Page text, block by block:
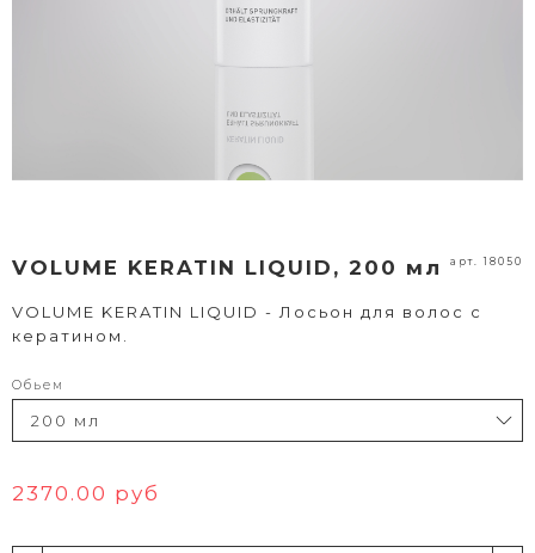
VOLUME KERATIN LIQUID, 200 мл арт. 18050
VOLUME KERATIN LIQUID - Лосьон для волос с
кератином.
Обьем
2370.00 руб